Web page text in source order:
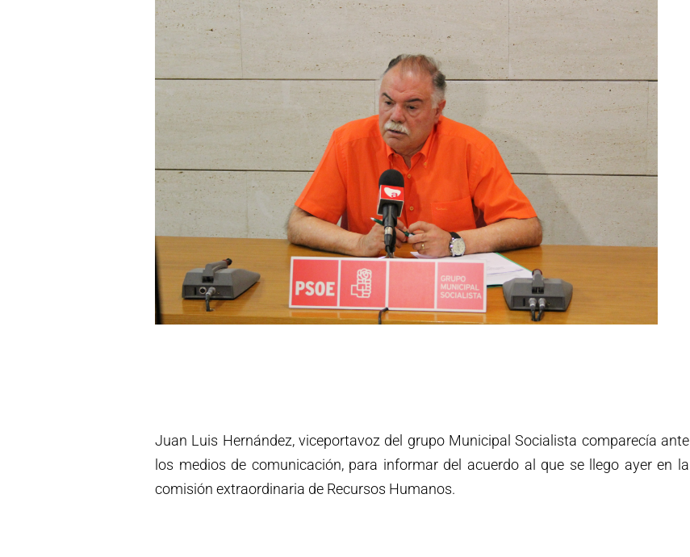
Juan Luis Hernández, viceportavoz del grupo Municipal Socialista comparecía ante
los medios de comunicación, para informar del acuerdo al que se llego ayer en la
comisión extraordinaria de Recursos Humanos.